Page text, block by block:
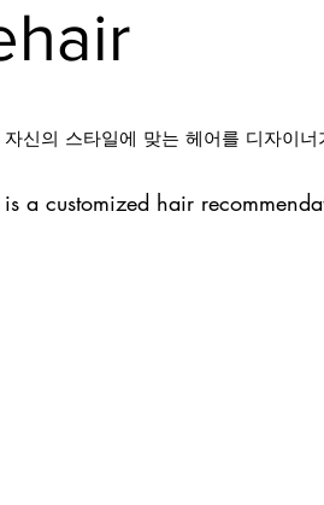
자신의 스타일에 맞는 헤어를 디자이
a customized hair